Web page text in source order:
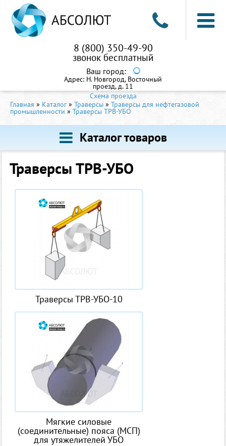
8 (800) 350-49-90
звонок бесплатный
Ваш город:
Адрес: Н. Новгород, Восточный
проезд, д. 11
Схема проезда
Главная » Каталог» Траверсы » Траверсы для нефтегазовой
промышленности » Траверсы ТРВ-УБО
Каталог товаров
Траверсы ТРВ-УБО
Траверсы ТРВ-УБО-10
Мягкие силовые
(соединительные) пояса (МСП)
для утяжелителей УБО